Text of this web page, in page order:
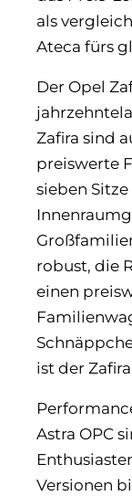
als
Ateca fürs
Der Opel
Zafira sind
preiswerte
sieben
robust, die
einen
ist der
Astra OPC
Versionen